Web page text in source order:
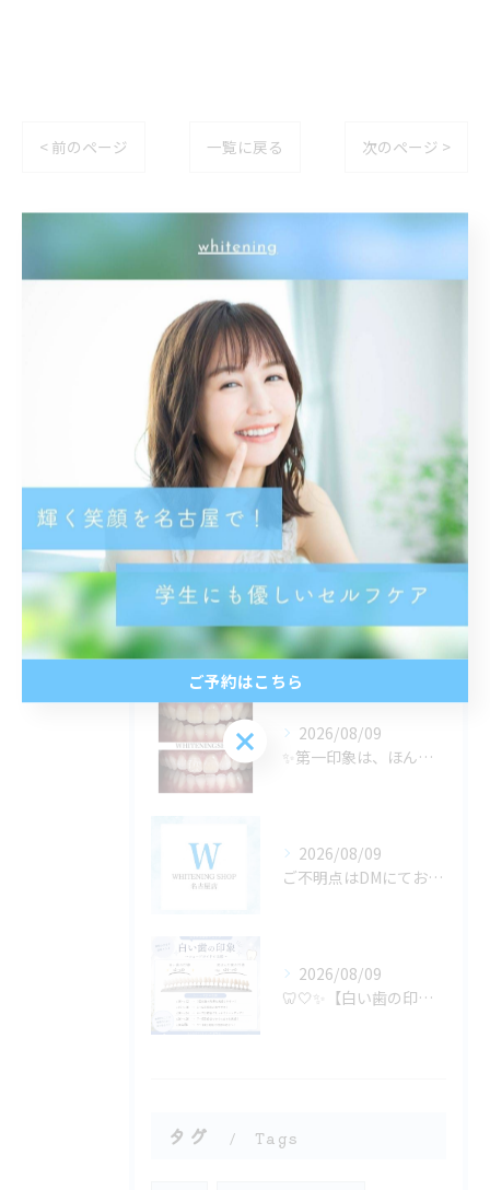
< 前のページ 一覧に戻る 次のページ >
カテゴリー
全てのカテゴリー
トーンアップ
都度払い
分割払い
半個室
学生
Posts
2026/08/09
✨第一印象は、ほんの数秒で決まる✨
2026/08/09
ご不明点はDMにてお気軽にお問い合わせください✨🩷
2026/08/09
🦷🤍✨【白い歯の印象、どのくらい違う？】✨🤍🦷
タグ Tags
ご予約はこちら
ご予約はこちら